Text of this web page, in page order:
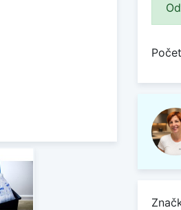
Počet